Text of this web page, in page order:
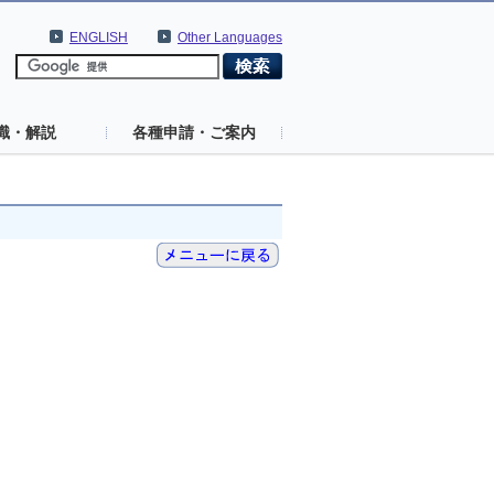
Other Languages
ENGLISH
・解説 各種申請・ご案内